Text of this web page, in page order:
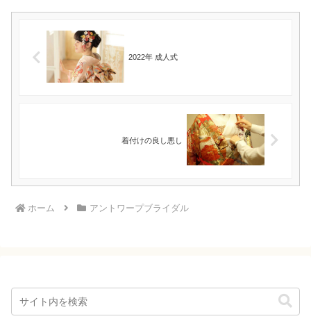
2022年 成人式
着付けの良し悪し
ホーム アントワープブライダル